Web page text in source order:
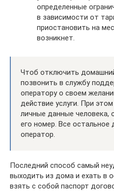
определенные
в зависимости от
приостановить на
возникнет.
Чтоб отключить
позвонить в службу
оператору о своем
действие услуги. При
личные данные человека,
его номер. Все остальное
оператор.
Последний способ самый
выходить из дома и ехать в
взять с собой паспорт